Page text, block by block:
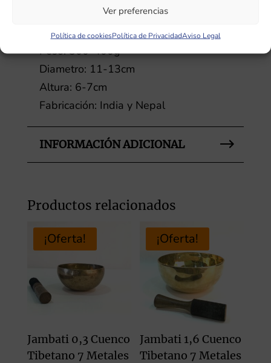
Ver preferencias
Política de cookiesPolítica de PrivacidadAviso Legal
como para utilizarse en terapia de
Peso: 300-400g
Diametro: 11-13cm
Altura: 6-7cm
Fabricación: India y Nepal
INFORMACIÓN ADICIONAL
Productos relacionados
¡Oferta!
Jambati 0,3 Cuenco
Tibetano 7 Metales
¡Oferta!
Jambati 1,6 Cuenco
Tibetano 7 Metales